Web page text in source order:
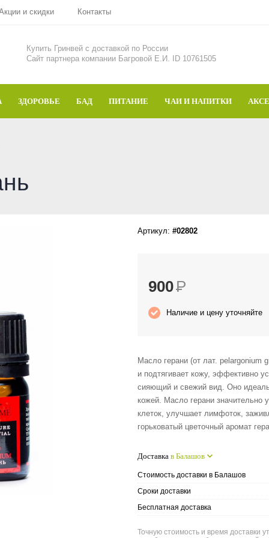
и скидки Контакты
Купить Гринвей c доставкой по России
Сайт партнера компании Багровой Е.И. ID 10761505
ЗДОРОВЬЕ БАД ПИТАНИЕ ЧАИ И НАПИТКИ
Артикул: #02802
900Р
Наличие и цену уточняйте
Масло герани (от лат. pelargonium
и подтягивает кожу, эффективно
сияющий и свежий вид. Оно
кожей. Масло герани значительно
клеток, улучшает лимфоток,
горьковатый цветочный аромат
Доставка в Балашов
Стоимость доставки в Балашов
Сроки доставки
Бесплатная доставка
Точную стоимость и время доставки